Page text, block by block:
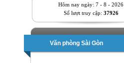
Hôm nay ngày: 7 - 8 - 2026
Số lượt truy cập: 37926
Văn phòng Sài Gòn